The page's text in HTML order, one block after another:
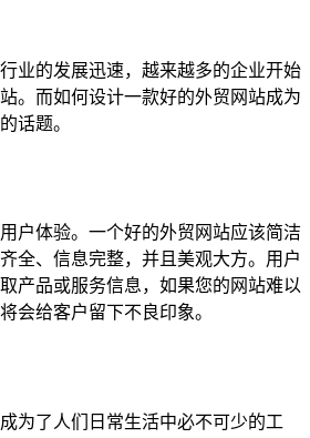
业的发展迅速，越来越多的企业开始
。而如何设计一款好的外贸网站成为
话题。
户体验。一个好的外贸网站应该简洁
全、信息完整，并且美观大方。用户
产品或服务信息，如果您的网站难以
会给客户留下不良印象。
为了人们日常生活中必不可少的工